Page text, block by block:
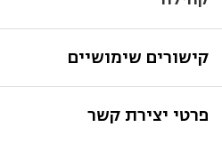
קישורים שימושיים
פרטי יצירת קשר